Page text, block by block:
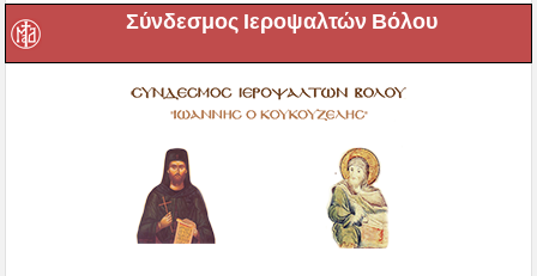
Σύνδεσμος Ιεροψαλτών Βόλου